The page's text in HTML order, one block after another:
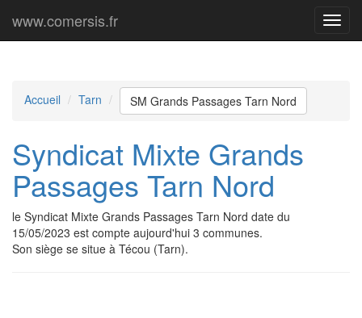
Menu
www.comersis.fr
Accueil Tarn SM Grands Passages Tarn Nord
Syndicat Mixte Grands
Passages Tarn Nord
le Syndicat Mixte Grands Passages Tarn Nord date du
15/05/2023 est compte aujourd'hui 3 communes.
Son siège se situe à Técou (Tarn).